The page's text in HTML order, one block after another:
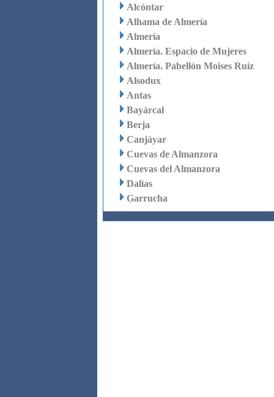
Alcóntar
Alhama de Almería
Almería
Almería. Espacio de Mujeres
Almería. Pabellón Moises Ruíz
Alsodux
Antas
Bayárcal
Berja
Canjáyar
Cuevas de Almanzora
Cuevas del Almanzora
Dalías
Garrucha